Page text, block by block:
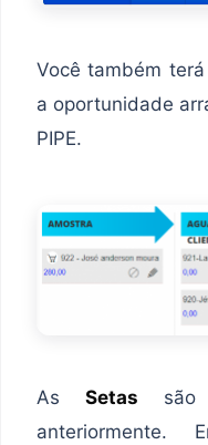
Você também
a oportunidade
PIPE.
As Setas são
anteriormente.